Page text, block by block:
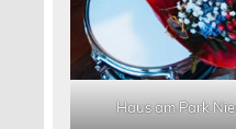
Haus am Park